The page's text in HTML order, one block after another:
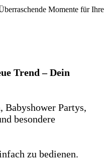
Momente für Ihre
Trend – Dein
Babyshower Partys,
besondere
zu bedienen.